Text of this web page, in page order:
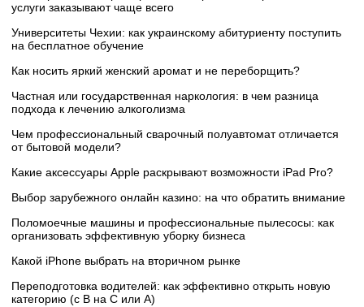
услуги заказывают чаще всего
Университеты Чехии: как украинскому абитуриенту поступить
на бесплатное обучение
Как носить яркий женский аромат и не переборщить?
Частная или государственная наркология: в чем разница
подхода к лечению алкоголизма
Чем профессиональный сварочный полуавтомат отличается
от бытовой модели?
Какие аксессуары Apple раскрывают возможности iPad Pro?
Выбор зарубежного онлайн казино: на что обратить внимание
Поломоечные машины и профессиональные пылесосы: как
организовать эффективную уборку бизнеса
Какой iPhone выбрать на вторичном рынке
Переподготовка водителей: как эффективно открыть новую
категорию (с B на C или А)